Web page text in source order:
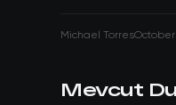
Michael TorresOctober
Mevcut